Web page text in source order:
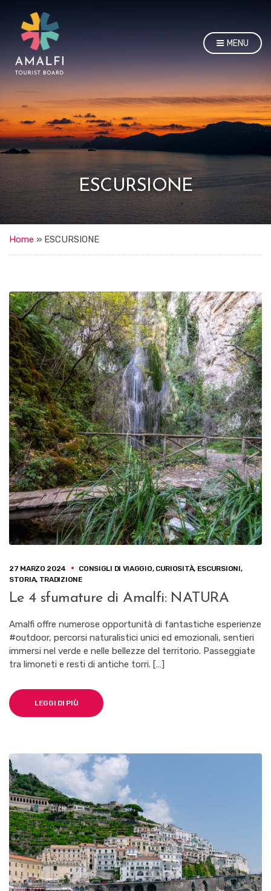
MENU
ESCURSIONE
Home » ESCURSIONE
27 MARZO 2024 CONSIGLI DI VIAGGIO, CURIOSITÀ, ESCURSIONI,
STORIA, TRADIZIONE
Le 4 sfumature di Amalfi: NATURA
Amalfi offre numerose opportunità di fantastiche esperienze
#outdoor, percorsi naturalistici unici ed emozionali, sentieri
immersi nel verde e nelle bellezze del territorio. Passeggiate
tra limoneti e resti di antiche torri. […]
LEGGI DI PIÙ